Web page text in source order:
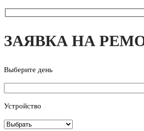
ЗАЯВКА НА
Выберите день
Устройство